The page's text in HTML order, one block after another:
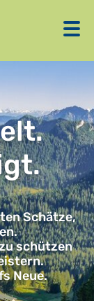
Schätze,
schützen
Neue.